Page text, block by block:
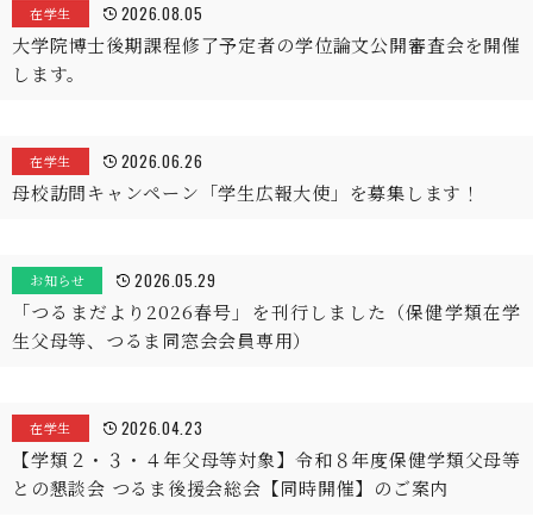
在学生 2026.08.05
大学院博士後期課程修了予定者の学位論文公開審査会を開催
します。
在学生 2026.06.26
母校訪問キャンペーン「学生広報大使」を募集します！
お知らせ 2026.05.29
「つるまだより2026春号」を刊行しました（保健学類在学
生父母等、つるま同窓会会員専用）
在学生 2026.04.23
【学類２・３・４年父母等対象】令和８年度保健学類父母等
との懇談会 つるま後援会総会【同時開催】のご案内